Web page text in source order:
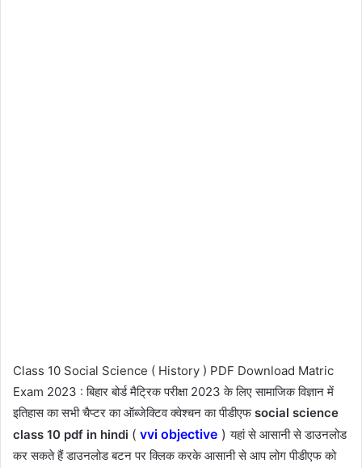
Class 10 Social Science ( History ) PDF Download Matric
Exam 2023 : बिहार बोर्ड मैट्रिक परीक्षा 2023 के लिए सामाजिक विज्ञान में
इतिहास का सभी चैप्टर का ऑब्जेक्टिव क्वेश्चन का पीडीएफsocial science
class 10 pdf in hindi ( vvi objective )यहां से आसानी से डाउनलोड
कर सकते हैं डाउनलोड बटन पर क्लिक करके आसानी से आप लोग पीडीएफ को